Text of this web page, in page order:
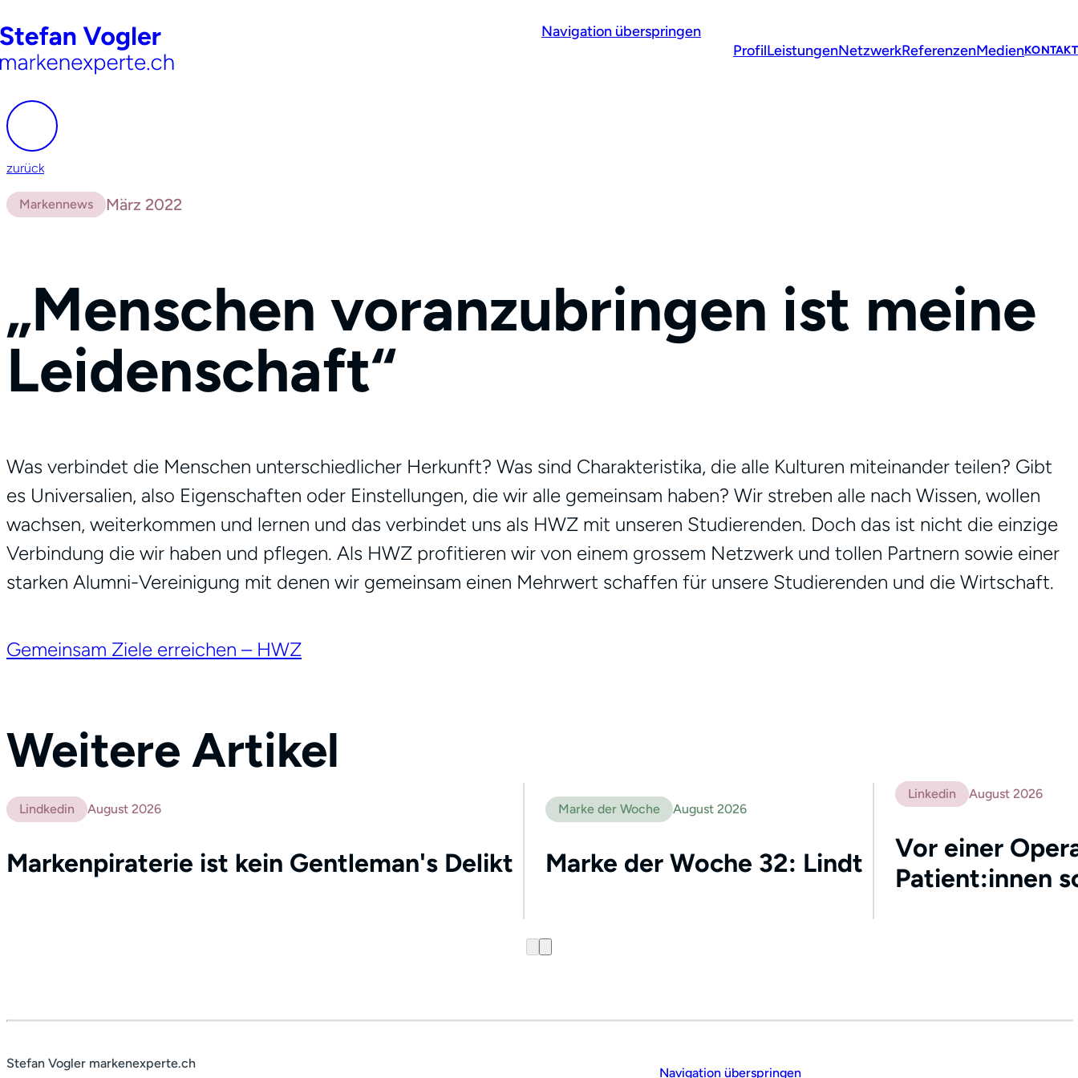
Navigation überspringen
ProfilLeistungenNetzwerkReferenzenMedienKONTAKT
zurück
Markennews März 2022
„Menschen voranzubringen ist meine
Leidenschaft“
Was verbindet die Menschen unterschiedlicher Herkunft? Was sind Charakteristika, die alle Kulturen miteinander teilen? Gibt
es Universalien, also Eigenschaften oder Einstellungen, die wir alle gemeinsam haben? Wir streben alle nach Wissen, wollen
wachsen, weiterkommen und lernen und das verbindet uns als HWZ mit unseren Studierenden. Doch das ist nicht die einzige
Verbindung die wir haben und pflegen. Als HWZ profitieren wir von einem grossem Netzwerk und tollen Partnern sowie einer
starken Alumni-Vereinigung mit denen wir gemeinsam einen Mehrwert schaffen für unsere Studierenden und die Wirtschaft.
Gemeinsam Ziele erreichen – HWZ
Weitere Artikel
Lindkedin August 2026
Markenpiraterie ist kein Gentleman's Delikt
Marke der Woche August 2026
Marke der Woche 32: Lindt
Linkedin August 2026
Vor einer
Patient:innen
Stefan Vogler markenexperte.ch
Navigation überspringen